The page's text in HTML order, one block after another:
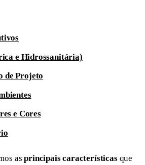
e Hidrossanitária)
de Projeto
e Cores
asprincipais característicasque